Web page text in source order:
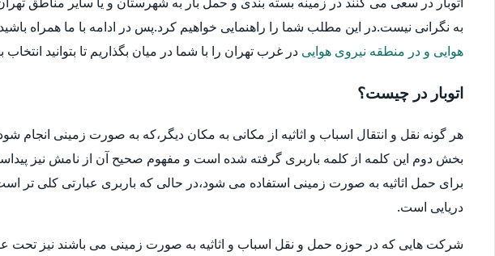
به نگرانی نیست.در این مطلب شما را راهنمایی خواهیم کرد.پس در ادامه با ما همراه
هوایی و در منطقه نیروی هوایی در غرب تهران را با شما در میان بگذاریم تا بتوانید
اتوبار در چیست؟
هر گونه نقل و انتقال اسباب و اثاثیه از مکانی به مکان دیگر،که به صورت زمینی انجام
بخش دوم این کلمه از کلمه باربری گرفته شده است و مفهوم صحیح آن از نامش نیز
برای حمل اثاثیه به صورت زمینی استفاده می شود،در حالی که باربری عبارتی کلی تر
دریایی است.
شرکت هایی که در حوزه حمل و نقل اسباب و اثاثیه به صورت زمینی می باشند نیز تحت